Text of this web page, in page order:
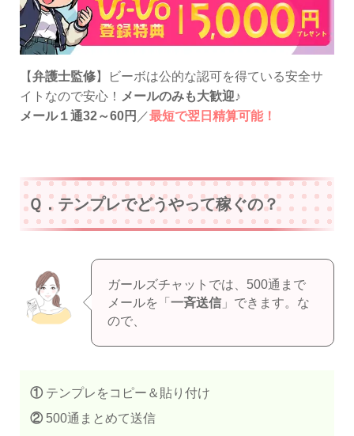
【弁護士監修】ビーボは公的な認可を得ている安全サ
イトなので安心！ メールのみも大歓迎♪
メール１通32～60円 ／最短で翌日精算可能！
Ｑ．テンプレでどうやって稼ぐの？
ガールズチャットでは、500通まで
メールを「 一斉送信」できます。な
ので、
①テンプレをコピー＆貼り付け
②500通まとめて送信